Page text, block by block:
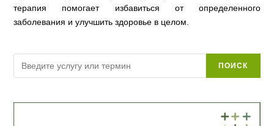
терапия помогает избавиться от определенного
заболевания и улучшить здоровье в целом.
ПОИСК